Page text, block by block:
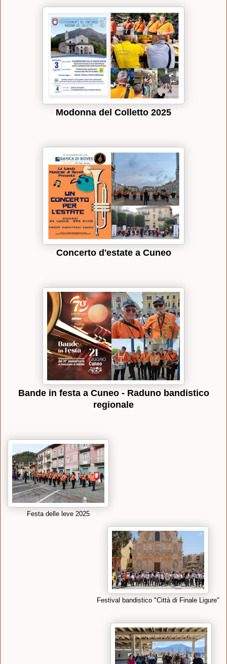
Modonna del Colletto 2025
Concerto d'estate a Cuneo
Bande in festa a Cuneo - Raduno bandistico
regionale
Festa delle leve 2025
Festival bandistico "Città di Finale Ligure"